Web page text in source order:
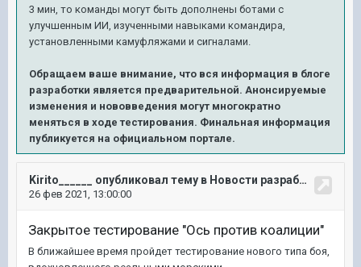
3 мин, то команды могут быть дополнены ботами с
улучшенным ИИ, изученными навыками командира,
установленными камуфляжами и сигналами.
Обращаем ваше внимание, что вся информация в блоге
разработки является предварительной. Анонсируемые
изменения и нововведения могут многократно
меняться в ходе тестирования. Финальная информация
публикуется на официальном портале.